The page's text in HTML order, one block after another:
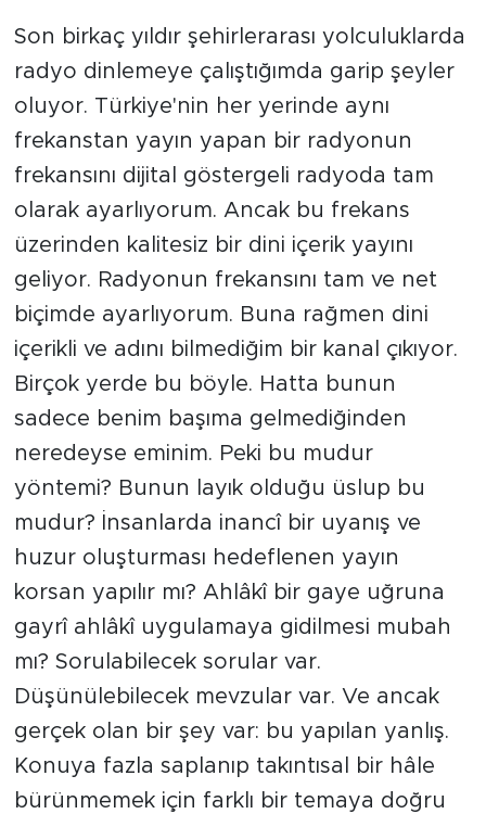
Son birkaç yıldır şehirlerarası yolculuklarda
radyo dinlemeye çalıştığımda garip şeyler
oluyor. Türkiye'nin her yerinde aynı
frekanstan yayın yapan bir radyonun
frekansını dijital göstergeli radyoda tam
olarak ayarlıyorum. Ancak bu frekans
üzerinden kalitesiz bir dini içerik yayını
geliyor. Radyonun frekansını tam ve net
biçimde ayarlıyorum. Buna rağmen dini
içerikli ve adını bilmediğim bir kanal çıkıyor.
Birçok yerde bu böyle. Hatta bunun
sadece benim başıma gelmediğinden
neredeyse eminim. Peki bu mudur
yöntemi? Bunun layık olduğu üslup bu
mudur? İnsanlarda inancî bir uyanış ve
huzur oluşturması hedeflenen yayın
korsan yapılır mı? Ahlâkî bir gaye uğruna
gayrî ahlâkî uygulamaya gidilmesi mubah
mı? Sorulabilecek sorular var.
Düşünülebilecek mevzular var. Ve ancak
gerçek olan bir şey var: bu yapılan yanlış.
Konuya fazla saplanıp takıntısal bir hâle
bürünmemek için farklı bir temaya doğru